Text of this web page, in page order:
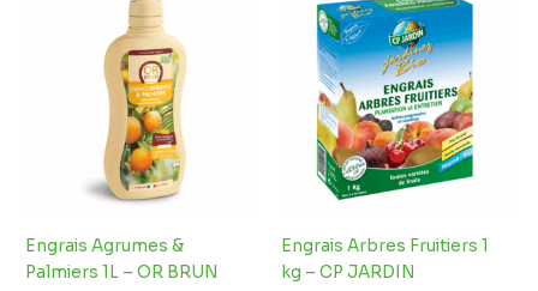
Engrais Agrumes &
Palmiers 1L – OR BRUN
Engrais Arbres Fruitiers 1
kg – CP JARDIN